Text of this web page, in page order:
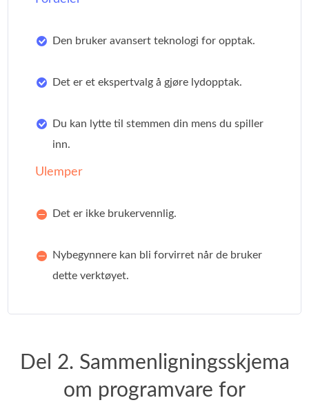
Den bruker avansert teknologi for opptak.
Det er et ekspertvalg å gjøre lydopptak.
Du kan lytte til stemmen din mens du spiller
inn.
Ulemper
Det er ikke brukervennlig.
Nybegynnere kan bli forvirret når de bruker
dette verktøyet.
Del 2. Sammenligningsskjema
om programvare for